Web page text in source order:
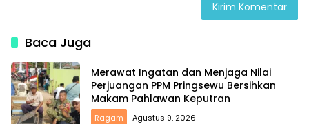
Baca Juga
Merawat Ingatan dan Menjaga Nilai
Perjuangan PPM Pringsewu Bersihkan
Makam Pahlawan Keputran
Ragam Agustus 9, 2026